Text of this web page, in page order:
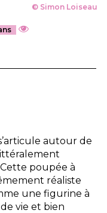
© Simon Loiseau
autour de
poupée à
réaliste
une figurine à
vie et bien